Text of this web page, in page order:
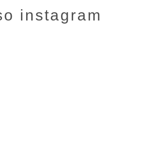
instagram